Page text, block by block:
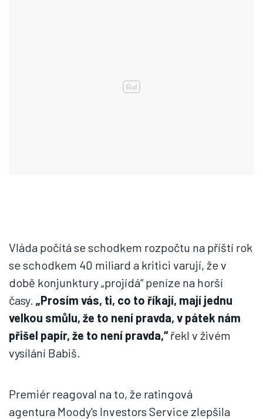
Vláda počítá se schodkem rozpočtu na příští rok
se schodkem 40 miliard a kritici varují, že v
době konjunktury „projídá“ peníze na horší
časy. „Prosím vás, ti, co to říkají, mají jednu
velkou smůlu, že to není pravda, v pátek nám
přišel papír, že to není pravda,“řekl v živém
vysílání Babiš.
Premiér reagoval na to, že ratingová
agentura Moody's Investors Service zlepšila